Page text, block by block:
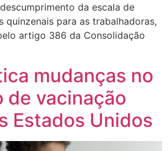
da escala de
quinzenais para as trabalhadoras,
artigo 386 da Consolidação
mudanças no
de vacinação
Estados Unidos